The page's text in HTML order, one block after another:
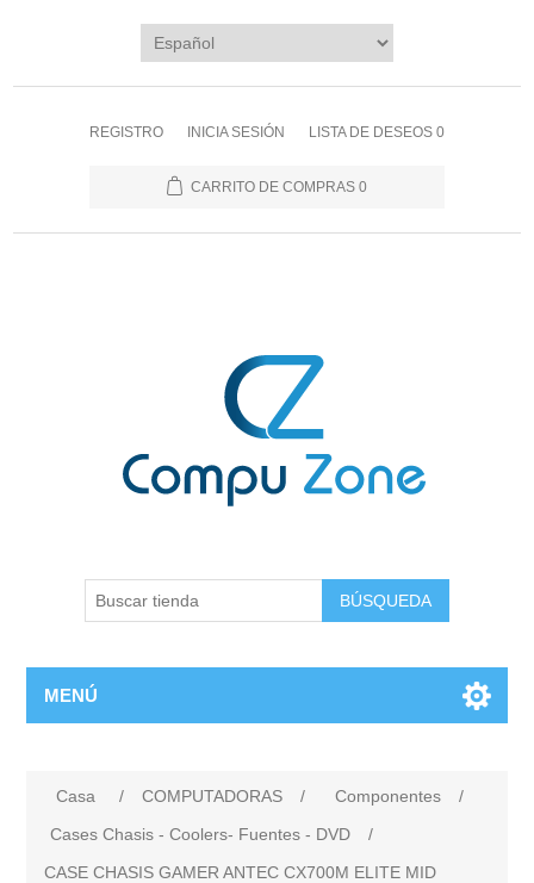
REGISTRO INICIA SESIÓN LISTA DE DESEOS 0
CARRITO DE COMPRAS 0
BÚSQUEDA
MENÚ
Casa / COMPUTADORAS / Componentes
/
Cases Chasis - Coolers- Fuentes - DVD
/
CASE CHASIS GAMER ANTEC CX700M ELITE MID